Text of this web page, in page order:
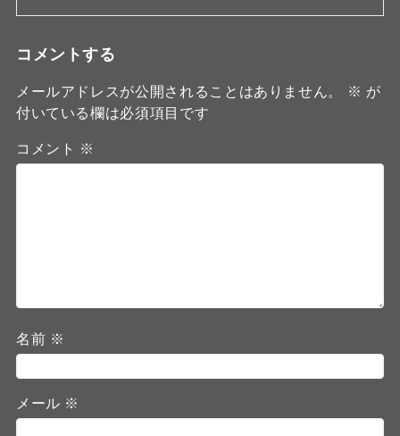
コメントする
メールアドレスが公開されることはありません。 ※ が
付いている欄は必須項目です
コメント ※
名前 ※
メール ※